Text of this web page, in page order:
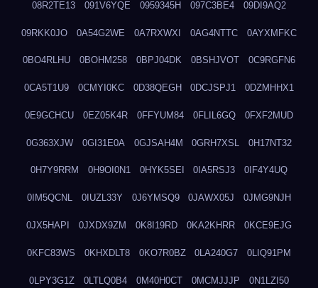
08R2TE13 091V6YQE 0959345H 097C3BE4 09DI9AQ2
09RKK0JO 0A54G2WE 0A7RXWXI 0AG4NTTC 0AYXMFKC
0BO4RLHU 0BOHM258 0BPJ04DK 0BSHJVOT 0C9RGFN6
0CA5T1U9 0CMYI0KC 0D38QEGH 0DCJSPJ1 0DZMHHX1
0E9GCHCU 0EZ05K4R 0FFYUM84 0FLIL6GQ 0FXF2MUD
0G363XJW 0GI31E0A 0GJSAH4M 0GRH7XSL 0H17NT32
0H7Y9RRM 0H9OI0N1 0HYK5SEI 0IA5RSJ3 0IF4Y4UQ
0IM5QCNL 0IUZL33Y 0J6YMSQ9 0JAWX05J 0JMG9NJH
0JX5HAPI 0JXDX9ZM 0K8I19RD 0KA2KHRR 0KCE9EJG
0KFC83WS 0KHXDLT8 0KO7R0BZ 0LA240G7 0LIQ91PM
0LPY3G1Z 0LTLQ0B4 0M40H0CT 0MCMJJJP 0N1LZI50